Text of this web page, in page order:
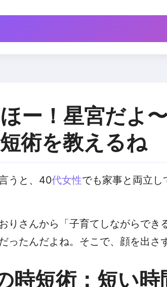
ー！星宮だよ
術を教えるね
うと、40代女性でも家事と両立
りさんから「子育てしながらでき
ったんだよね。そこで、顔を出さ
時短術：短い